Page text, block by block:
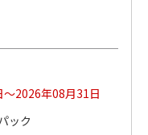
2026年08月31日
ック